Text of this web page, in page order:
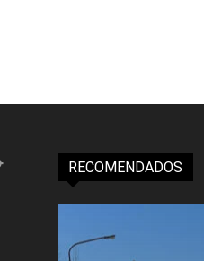
RECOMENDADOS